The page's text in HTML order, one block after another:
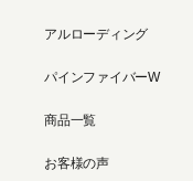
アルローディング
パインファイバーW
商品一覧
お客様の声